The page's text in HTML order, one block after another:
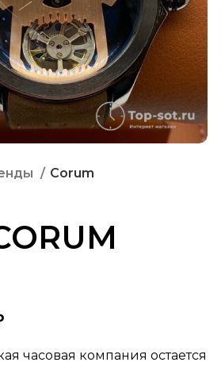
увеличить
Corum
часовая компания остается